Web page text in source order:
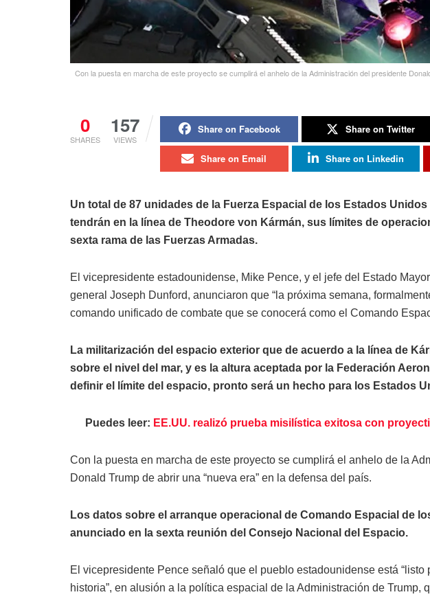
Con la puesta en marcha de este proyecto se cumplirá el anhelo de la Administración del presidente
0
SHARES
157
VIEWS
Share on Facebook Share on Twitter
Share on Email Share on Linkedin
Un total de 87 unidades de la Fuerza Espacial de los Estados
tendrán en la línea de Theodore von Kármán, sus límites de
sexta rama de las Fuerzas Armadas.
El vicepresidente estadounidense, Mike Pence, y el jefe del Estado
general Joseph Dunford, anunciaron que “la próxima semana,
comando unificado de combate que se conocerá como el Comando
La militarización del espacio exterior que de acuerdo a la línea de
sobre el nivel del mar, y es la altura aceptada por la Federación
definir el límite del espacio, pronto será un hecho para los Estados
Puedes leer: EE.UU. realizó prueba misilística exitosa con
Con la puesta en marcha de este proyecto se cumplirá el anhelo de la
Donald Trump de abrir una “nueva era” en la defensa del país.
Los datos sobre el arranque operacional de Comando Espacial de
anunciado en la sexta reunión del Consejo Nacional del Espacio.
El vicepresidente Pence señaló que el pueblo estadounidense está “listo
historia”, en alusión a la política espacial de la Administración de Trump,